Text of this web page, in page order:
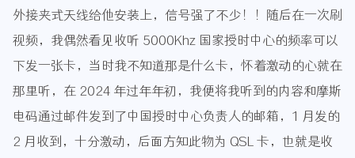
外接夹式天线给他安装上，信号强了不少！！随后在一次刷
视频，我偶然看见收听 5000Khz 国家授时中心的频率可以
下发一张卡，当时我不知道那是什么卡，怀着激动的心就在
那里听，在 2024 年过年年初，我便将我听到的内容和摩斯
电码通过邮件发到了中国授时中心负责人的邮箱，1 月发的
2 月收到，十分激动，后面方知此物为 QSL 卡，也就是收